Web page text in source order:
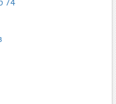
въздух;
по-популярни заради
74